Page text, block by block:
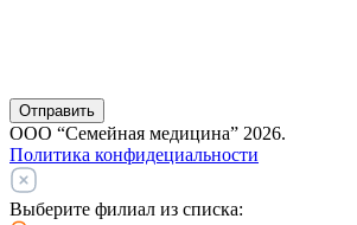
Отправить
ООО “Семейная медицина” 2026.
Политика конфидециальности
Выберите филиал из списка: